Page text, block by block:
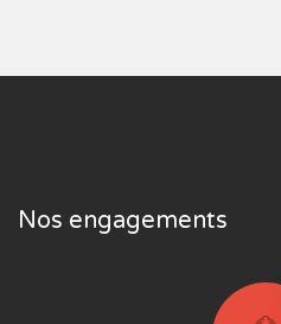
Nos engagements